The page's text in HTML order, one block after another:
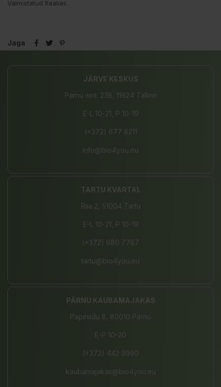
Valmistatud Itaalias.
Jaga
JÄRVE KESKUS
Pärnu mnt. 238, 11624 Tallinn
E-L 10-21, P 10-19
(+372) 677 8211
info@bio4you.eu
TARTU KVARTAL
Riia 2, 51004 Tartu
E-L 10-21, P 10-19
(+372) 680 7787
tartu@bio4you.eu
PÄRNU KAUBAMAJAKAS
Papiniidu 8, 80010 Pärnu
E-P 10-20
(+372) 442 9390
kaubamajakas@bio4you.eu